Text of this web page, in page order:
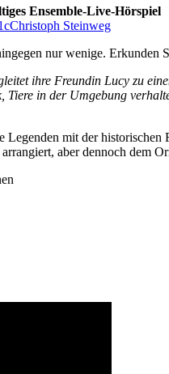
Ensemble-Live-Hörspiel
nur wenige. Erkunden
ihre Freundin Lucy zu
in der Umgebung
Legenden mit der
aber dennoch dem